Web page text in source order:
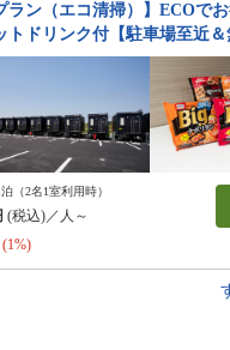
ラン（エコ清掃）】ECOで
トドリンク付【駐車場至近＆
（2名1室利用時）
(税込)／人～